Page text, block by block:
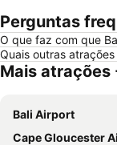
Perguntas
O que faz com que
Quais outras
Mais atrações
Bali Airport
Cape Gloucester